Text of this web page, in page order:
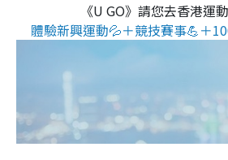
《U GO》請您去香港運
體驗新興運動💦＋競技賽事💪＋